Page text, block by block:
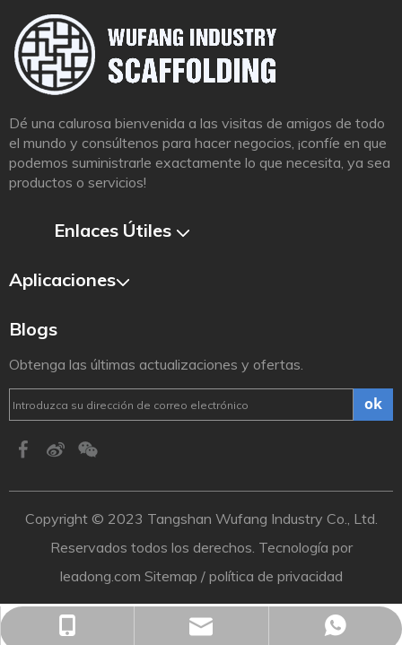
+86-185 0268 7174
sales01@wufangscaffold.com
Emily: +86-185 0268 7174
Dé una calurosa bienvenida a las visitas de amigos de todo
el mundo y consúltenos para hacer negocios, ¡confíe en que
podemos suministrarle exactamente lo que necesita, ya sea
productos o servicios!
Enlaces Útiles
Aplicaciones
Blogs
Obtenga las últimas actualizaciones y ofertas.
ok
Copyright ©️ 2023 Tangshan Wufang Industry Co., Ltd.
Reservados todos los derechos. Tecnología por
leadong.com Sitemap / política de privacidad